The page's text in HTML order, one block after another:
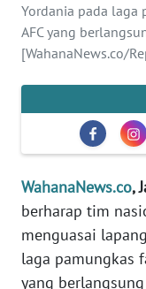
Yordania pada laga
AFC yang
[WahanaNews.co/
WahanaNews.co,
berharap tim
menguasai
laga pamungkas
yang
OLAHRAGA
EDITORIAL
INDEKS
BERITA
KONTAK